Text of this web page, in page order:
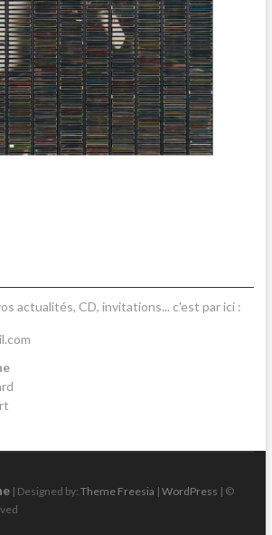
actualités, CD, invitations... c'est par ici :
| Designed by: Theme Freesia | WordPress | ©